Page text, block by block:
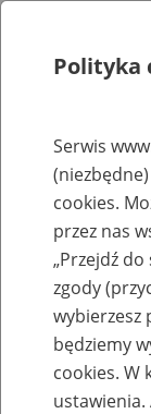
Rejestry, ewidencje i
Baza
Nazwa zakładu
Polityka
Serwis
cookies.
przez nas
„Przejdź
zgody
wybierzesz
będziemy
cookies. W
ustawienia.